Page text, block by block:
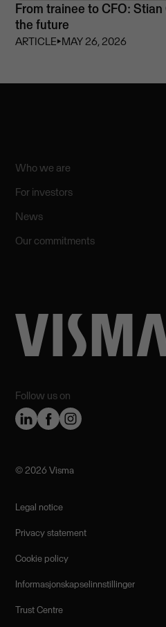
From trainee to CFO:
the future
ARTICLE⏵MAY 26, 2026
Follow us on
Who we are
For investors
News
Our commitments
©️ 2026 Visma
Legal notice
Privacy statement
Cookie policy
Informasjonskapselinnstillinger
Trust Centre